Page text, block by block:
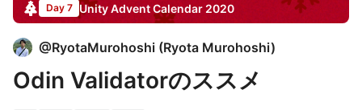
Day 7 UnityAdvent Calendar 2020
@RyotaMurohoshi (Ryota Murohoshi)
Odin Validatorのススメ